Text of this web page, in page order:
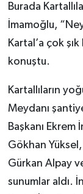
Burada
İmamoğlu,
Kartal’a çok
konuştu.
Kartallıların
Meydanı
Başkanı Ekrem
Gökhan Yüksel,
Gürkan Alpay
sunumlar aldı.